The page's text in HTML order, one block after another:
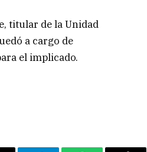
titular de la Unidad
a cargo de
el implicado.